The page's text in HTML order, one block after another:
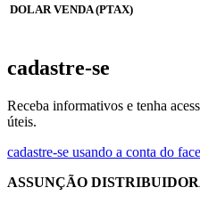
DOLAR VENDA (PTAX)
cadastre-se
Receba informativos e tenha
úteis.
cadastre-se usando a conta do
ASSUNÇÃO